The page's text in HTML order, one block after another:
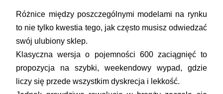
Różnice między poszczególnymi modelami na rynku
to nie tylko kwestia tego, jak często musisz odwiedzać
swój ulubiony sklep.
Klasyczna wersja o pojemności 600 zaciągnięć to
propozycja na szybki, weekendowy wypad, gdzie
liczy się przede wszystkim dyskrecja i lekkość.